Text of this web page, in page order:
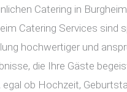
Catering in
Catering Services sind
hochwertiger und
die Ihre Gäste
egal ob Hochzeit,